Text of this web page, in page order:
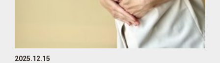
2025.12.15